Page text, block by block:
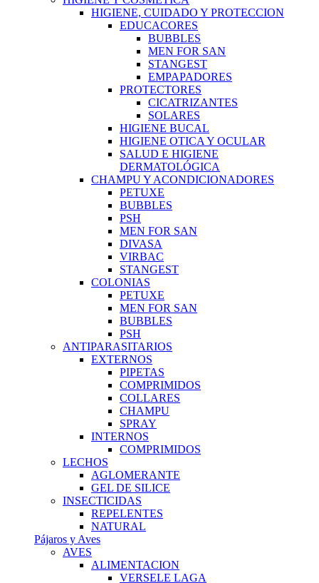
HIGIENE, CUIDADO Y PROTECCION
EDUCACORES
BUBBLES
MEN FOR SAN
STANGEST
EMPAPADORES
PROTECTORES
CICATRIZANTES
SOLARES
HIGIENE BUCAL
HIGIENE OTICA Y OCULAR
SALUD E HIGIENE
DERMATOLÓGICA
CHAMPU Y ACONDICIONADORES
PETUXE
BUBBLES
PSH
MEN FOR SAN
DIVASA
VIRBAC
STANGEST
COLONIAS
PETUXE
MEN FOR SAN
BUBBLES
PSH
ANTIPARASITARIOS
EXTERNOS
PIPETAS
COMPRIMIDOS
COLLARES
CHAMPU
SPRAY
INTERNOS
COMPRIMIDOS
LECHOS
AGLOMERANTE
GEL DE SILICE
INSECTICIDAS
REPELENTES
NATURAL
Pájaros y Aves
AVES
ALIMENTACION
VERSELE LAGA